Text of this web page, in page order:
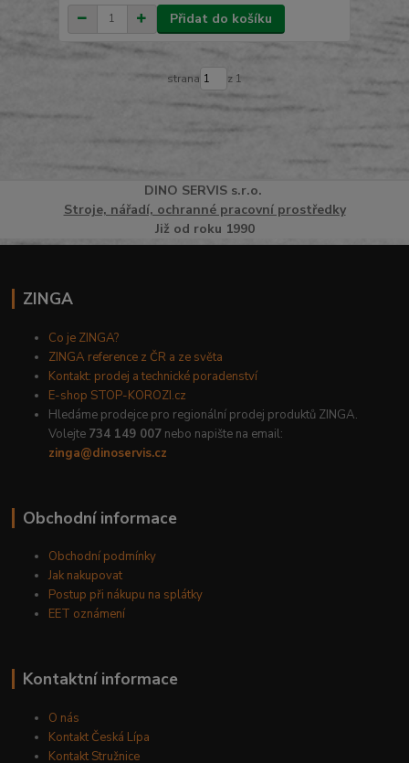
Přidat do košíku
strana z 1
DINO SERVISs.r.o.
Stroje, nářadí, ochranné pracovní prostředky
Již od roku 1990
ZINGA
Co je ZINGA?
ZINGA reference z ČR a ze světa
Kontakt: prodej a technické poradenství
E-shop STOP-KOROZI.cz
Hledáme prodejce pro regionální prodej produktů ZINGA.
Volejte 734 149 007 nebo napište na email:
zinga@dinoservis.cz
Obchodní informace
Obchodní podmínky
Jak nakupovat
Postup při nákupu na splátky
EET oznámení
Kontaktní informace
O nás
Kontakt Česká Lípa
Kontakt Stružnice